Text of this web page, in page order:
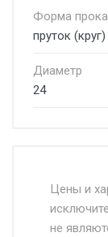
Форма
пруток (круг)
Диаметр
24
Цены и
не